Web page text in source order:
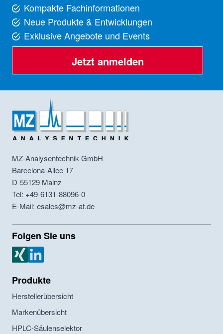
Kompakte Fachinformationen
Neue Produkte & Entwicklungen
Exklusive Angebote und Events
Jetzt anmelden
MZ-Analysentechnik GmbH
Barcelona-Allee 17
D-55129 Mainz
Tel: +49-6131-88096-0
E-Mail: esales@mz-at.de
Folgen Sie uns
MZ Analysentechnik Xing
MZ Analysentechnik LinkedIn
Produkte
Herstellerübersicht
Markenübersicht
HPLC-Säulenselektor